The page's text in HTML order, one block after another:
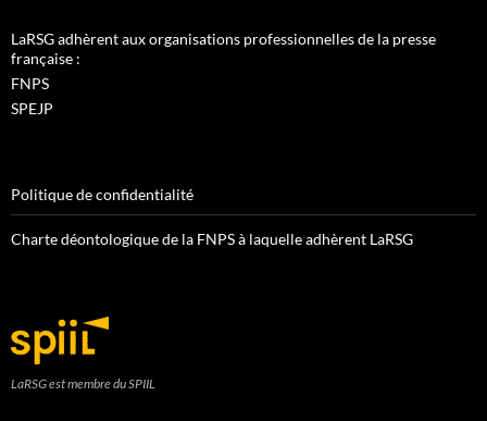
LaRSG adhèrent aux organisations professionnelles de la presse
française :
FNPS
SPEJP
Politique de confidentialité
Charte déontologique de la FNPS à laquelle adhèrent LaRSG
LaRSG est membre du SPIIL